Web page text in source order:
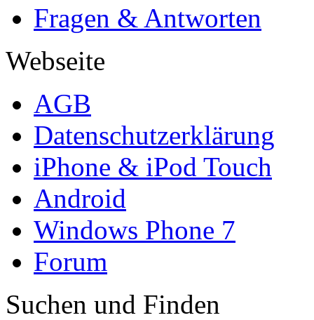
Fragen & Antworten
Webseite
AGB
Datenschutzerklärung
iPhone & iPod Touch
Android
Windows Phone 7
Forum
Suchen und Finden